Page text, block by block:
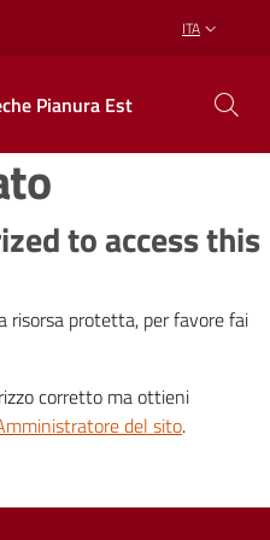
ITA
Pianura Est
to access this
risorsa protetta, per favore fai
corretto ma ottieni
del sito.